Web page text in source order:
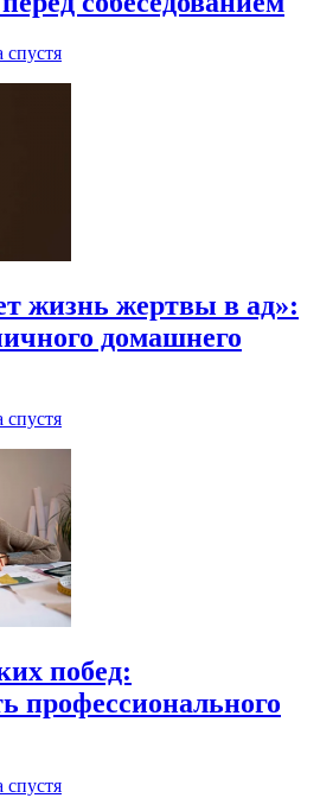
спустя
жизнь жертвы в ад»:
домашнего
спустя
побед:
профессионального
спустя